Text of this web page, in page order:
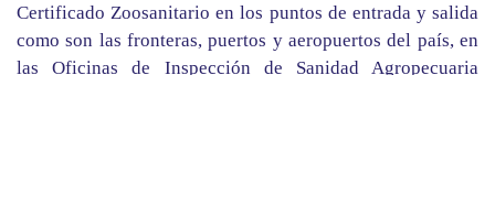
Certificado Zoosanitario en los puntos de entrada y salida
como son las fronteras, puertos y aeropuertos del país, en
las Oficinas de Inspección de Sanidad Agropecuaria